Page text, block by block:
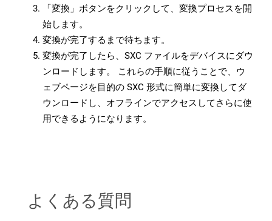
「変換」ボタンをクリックして、変換プロセスを開
始します。
変換が完了するまで待ちます。
変換が完了したら、SXC ファイルをデバイスにダウ
ンロードします。 これらの手順に従うことで、ウ
ェブページを目的の SXC 形式に簡単に変換してダ
ウンロードし、オフラインでアクセスしてさらに使
用できるようになります。
よくある質問